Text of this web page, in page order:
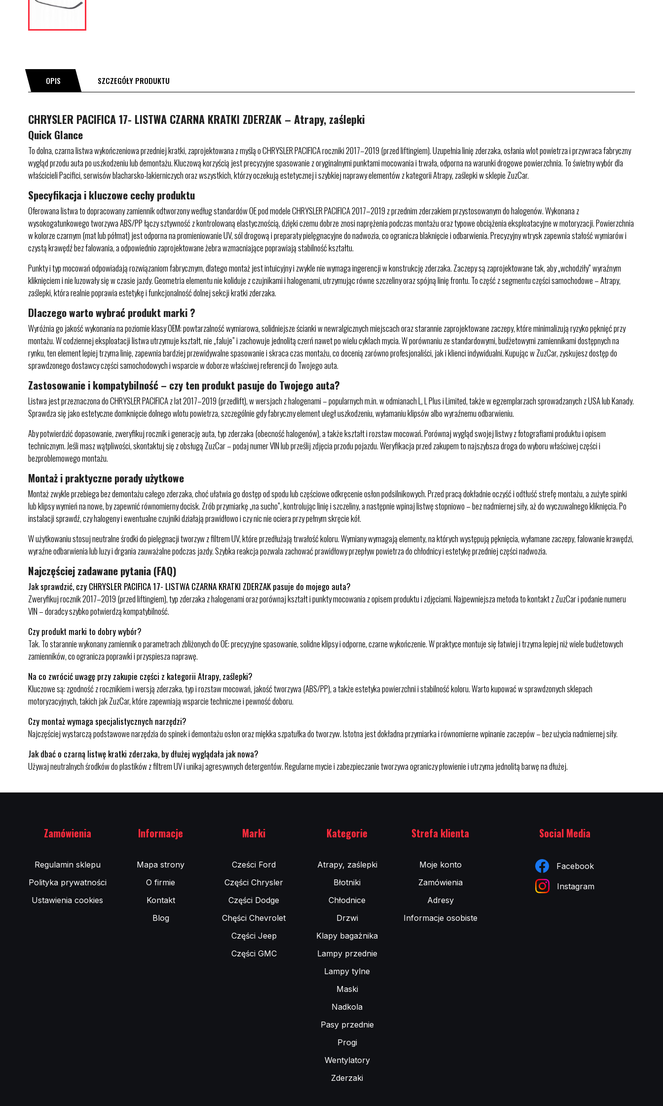
OPIS SZCZEGÓŁY PRODUKTU
CHRYSLER PACIFICA 17- LISTWA CZARNA KRATKI ZDERZAK – Atrapy, zaślepki
Quick Glance
To dolna, czarna listwa wykończeniowa przedniej kratki, zaprojektowana z myślą o CHRYSLER PACIFICA roczniki 2017–2019 (przed liftingiem). Uzupełnia linię zderzaka, osłania wlot powietrza i przywraca fabryczny
wygląd przodu auta po uszkodzeniu lub demontażu. Kluczową korzyścią jest precyzyjne spasowanie z oryginalnymi punktami mocowania i trwała, odporna na warunki drogowe powierzchnia. To świetny wybór dla
właścicieli Pacifici, serwisów blacharsko-lakierniczych oraz wszystkich, którzy oczekują estetycznej i szybkiej naprawy elementów z kategorii Atrapy, zaślepki w sklepie ZuzCar.
Specyfikacja i kluczowe cechy produktu
Oferowana listwa to dopracowany zamiennik odtworzony według standardów OE pod modele CHRYSLER PACIFICA 2017–2019 z przednim zderzakiem przystosowanym do halogenów. Wykonana z
wysokogatunkowego tworzywa ABS/PP łączy sztywność z kontrolowaną elastycznością, dzięki czemu dobrze znosi naprężenia podczas montażu oraz typowe obciążenia eksploatacyjne w motoryzacji. Powierzchnia
w kolorze czarnym (mat lub półmat) jest odporna na promieniowanie UV, sól drogową i preparaty pielęgnacyjne do nadwozia, co ogranicza blaknięcie i odbarwienia. Precyzyjny wtrysk zapewnia stałość wymiarów i
czystą krawędź bez falowania, a odpowiednio zaprojektowane żebra wzmacniające poprawiają stabilność kształtu.
Punkty i typ mocowań odpowiadają rozwiązaniom fabrycznym, dlatego montaż jest intuicyjny i zwykle nie wymaga ingerencji w konstrukcję zderzaka. Zaczepy są zaprojektowane tak, aby „wchodziły” wyraźnym
kliknięciem i nie luzowały się w czasie jazdy. Geometria elementu nie koliduje z czujnikami i halogenami, utrzymując równe szczeliny oraz spójną linię frontu. To część z segmentu części samochodowe – Atrapy,
zaślepki, która realnie poprawia estetykę i funkcjonalność dolnej sekcji kratki zderzaka.
Dlaczego warto wybrać produkt marki ?
Wyróżnia go jakość wykonania na poziomie klasy OEM: powtarzalność wymiarowa, solidniejsze ścianki w newralgicznych miejscach oraz starannie zaprojektowane zaczepy, które minimalizują ryzyko pęknięć przy
montażu. W codziennej eksploatacji listwa utrzymuje kształt, nie „faluje” i zachowuje jednolitą czerń nawet po wielu cyklach mycia. W porównaniu ze standardowymi, budżetowymi zamiennikami dostępnych na
rynku, ten element lepiej trzyma linię, zapewnia bardziej przewidywalne spasowanie i skraca czas montażu, co docenią zarówno profesjonaliści, jak i klienci indywidualni. Kupując w ZuzCar, zyskujesz dostęp do
sprawdzonego dostawcy części samochodowych i wsparcie w doborze właściwej referencji do Twojego auta.
Zastosowanie i kompatybilność – czy ten produkt pasuje do Twojego auta?
Listwa jest przeznaczona do CHRYSLER PACIFICA z lat 2017–2019 (przedlift), w wersjach z halogenami – popularnych m.in. w odmianach L, L Plus i Limited, także w egzemplarzach sprowadzanych z USA lub Kanady.
Sprawdza się jako estetyczne domknięcie dolnego wlotu powietrza, szczególnie gdy fabryczny element uległ uszkodzeniu, wyłamaniu klipsów albo wyraźnemu odbarwieniu.
Aby potwierdzić dopasowanie, zweryfikuj rocznik i generację auta, typ zderzaka (obecność halogenów), a także kształt i rozstaw mocowań. Porównaj wygląd swojej listwy z fotografiami produktu i opisem
technicznym. Jeśli masz wątpliwości, skontaktuj się z obsługą ZuzCar – podaj numer VIN lub prześlij zdjęcia przodu pojazdu. Weryfikacja przed zakupem to najszybsza droga do wyboru właściwej części i
bezproblemowego montażu.
Montaż i praktyczne porady użytkowe
Montaż zwykle przebiega bez demontażu całego zderzaka, choć ułatwia go dostęp od spodu lub częściowe odkręcenie osłon podsilnikowych. Przed pracą dokładnie oczyść i odtłuść strefę montażu, a zużyte spinki
lub klipsy wymień na nowe, by zapewnić równomierny docisk. Zrób przymiarkę „na sucho”, kontrolując linię i szczeliny, a następnie wpinaj listwę stopniowo – bez nadmiernej siły, aż do wyczuwalnego kliknięcia. Po
instalacji sprawdź, czy halogeny i ewentualne czujniki działają prawidłowo i czy nic nie ociera przy pełnym skręcie kół.
W użytkowaniu stosuj neutralne środki do pielęgnacji tworzyw z filtrem UV, które przedłużają trwałość koloru. Wymiany wymagają elementy, na których występują pęknięcia, wyłamane zaczepy, falowanie krawędzi,
wyraźne odbarwienia lub luzy i drgania zauważalne podczas jazdy. Szybka reakcja pozwala zachować prawidłowy przepływ powietrza do chłodnicy i estetykę przedniej części nadwozia.
Najczęściej zadawane pytania (FAQ)
Jak sprawdzić, czy CHRYSLER PACIFICA 17- LISTWA CZARNA KRATKI ZDERZAK pasuje do mojego auta?
Zweryfikuj rocznik 2017–2019 (przed liftingiem), typ zderzaka z halogenami oraz porównaj kształt i punkty mocowania z opisem produktu i zdjęciami. Najpewniejsza metoda to kontakt z ZuzCar i podanie numeru
VIN – doradcy szybko potwierdzą kompatybilność.
Czy produkt marki to dobry wybór?
Tak. To starannie wykonany zamiennik o parametrach zbliżonych do OE: precyzyjne spasowanie, solidne klipsy i odporne, czarne wykończenie. W praktyce montuje się łatwiej i trzyma lepiej niż wiele budżetowych
zamienników, co ogranicza poprawki i przyspiesza naprawę.
Na co zwrócić uwagę przy zakupie części z kategorii Atrapy, zaślepki?
Kluczowe są: zgodność z rocznikiem i wersją zderzaka, typ i rozstaw mocowań, jakość tworzywa (ABS/PP), a także estetyka powierzchni i stabilność koloru. Warto kupować w sprawdzonych sklepach
motoryzacyjnych, takich jak ZuzCar, które zapewniają wsparcie techniczne i pewność doboru.
Czy montaż wymaga specjalistycznych narzędzi?
Najczęściej wystarczą podstawowe narzędzia do spinek i demontażu osłon oraz miękka szpatułka do tworzyw. Istotna jest dokładna przymiarka i równomierne wpinanie zaczepów – bez użycia nadmiernej siły.
Jak dbać o czarną listwę kratki zderzaka, by dłużej wyglądała jak nowa?
Używaj neutralnych środków do plastików z filtrem UV i unikaj agresywnych detergentów. Regularne mycie i zabezpieczanie tworzywa ograniczy płowienie i utrzyma jednolitą barwę na dłużej.
Zamówienia
Regulamin sklepu
Polityka prywatności
Ustawienia cookies
Informacje
Mapa strony
O firmie
Kontakt
Blog
Marki
Cześci Ford
Części Chrysler
Części Dodge
Chęści Chevrolet
Części Jeep
Części GMC
Kategorie
Atrapy, zaślepki
Błotniki
Chłodnice
Drzwi
Klapy bagażnika
Lampy przednie
Lampy tylne
Maski
Nadkola
Pasy przednie
Progi
Wentylatory
Zderzaki
Strefa klienta
Moje konto
Zamówienia
Adresy
Informacje osobiste
Social Media
Facebook
Instagram